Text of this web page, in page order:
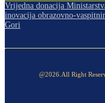
Vrijedna donacija
inovacija obrazovno-
Gori
@2026.All Right